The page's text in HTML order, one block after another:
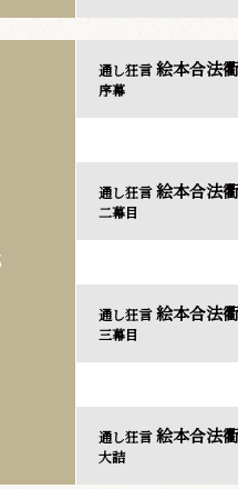
通し狂言絵本合法衢
序幕
通し狂言絵本合法衢
二幕目
通し狂言絵本合法衢
三幕目
通し狂言絵本合法衢
大詰